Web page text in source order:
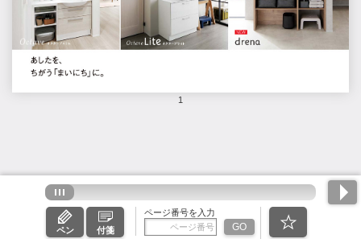
1
ペン 付箋
ページ番号を入力
GO